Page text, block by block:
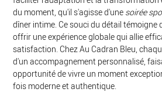
du moment, qu'il s'agisse d'une soirée
dîner intime. Ce souci du détail témoigne
offrir une expérience globale qui allie
satisfaction. Chez Au Cadran Bleu,
d'un accompagnement personnalisé,
opportunité de vivre un moment
fois moderne et authentique.